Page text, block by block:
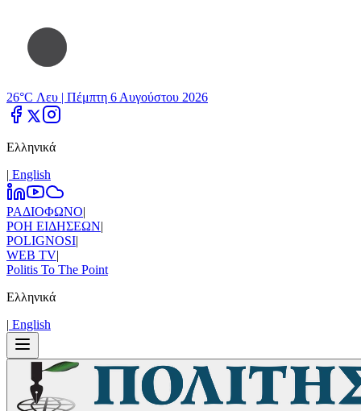
26°C Λευ | Πέμπτη 6 Αυγούστου 2026
Ελληνικά
| Εnglish
ΡΑΔΙΟΦΩΝΟ|
ΡΟΗ ΕΙΔΗΣΕΩΝ|
POLIGNOSI|
WEB TV|
Politis To The Point
Ελληνικά
| Εnglish